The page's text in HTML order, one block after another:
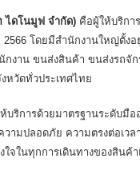
ไดโนมูฟ จำกัด) คือผู้ให้บริกา
2566 โดยมีสำนักงานใหญ่ตั้ง
กงาน ขนส่งสินค้า ขนส่งรถจั
หวัดทั่วประเทศไทย
ห้บริการด้วยมาตรฐานระดับมื
ามปลอดภัย ความตรงต่อเว
ใจในทุกการเดินทางของสินค้